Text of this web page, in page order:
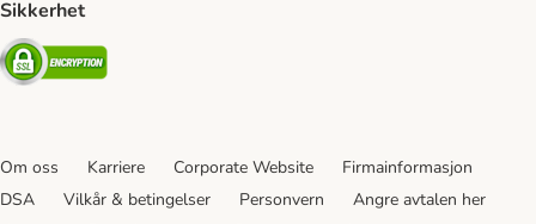
Sikkerhet
Security
Om oss Karriere Corporate Website
Firmainformasjon
DSA
Vilkår & betingelser Personvern
Angre avtalen her